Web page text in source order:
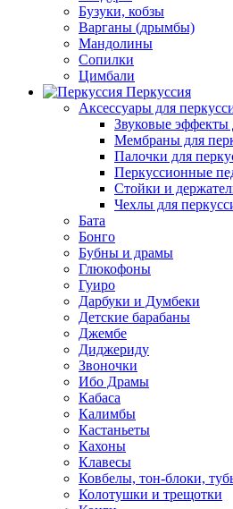
Бузуки, кобзы
Варганы (дрымбы)
Мандолины
Сопилки
Цимбали
Перкуссия
Аксессуары для
Звуковые эффекты
Мембраны для
Палочки для
Перкуссионные
Стойки и
Чехлы для
Бата
Бонго
Бубны и драмы
Глюкофоны
Гуиро
Дарбуки и Думбеки
Детские барабаны
Джембе
Диджериду
Звоночки
Ибо Драмы
Кабаса
Калимбы
Кастаньеты
Кахоны
Клавесы
Ковбелы, тон-блоки,
Колотушки и трещотки